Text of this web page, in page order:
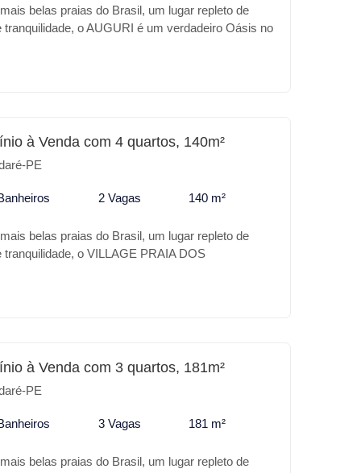
belas praias do Brasil, um lugar repleto de
tranquilidade, o AUGURI é um verdadeiro Oásis no
a 200mt do BORA BORA. Confira alguns
para investimento o AUGURI é o melhor lugar.
à Venda com 4 quartos, 140m²
PE
2 Vagas 140 m²
belas praias do Brasil, um lugar repleto de
tranquilidade, o VILLAGE PRAIA DOS
conforto, excelente localização em frente ao
o VILLAGE PRAIA DOS CARNEIROS V é o
à Venda com 3 quartos, 181m²
PE
3 Vagas 181 m²
belas praias do Brasil, um lugar repleto de